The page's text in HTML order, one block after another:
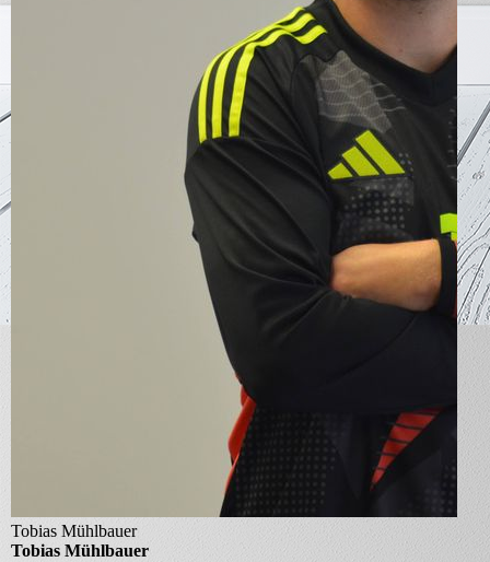
Tobias Mühlbauer
Tobias Mühlbauer